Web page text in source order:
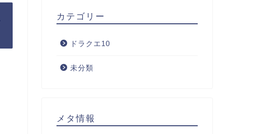
カテゴリー
ドラクエ10
未分類
メタ情報